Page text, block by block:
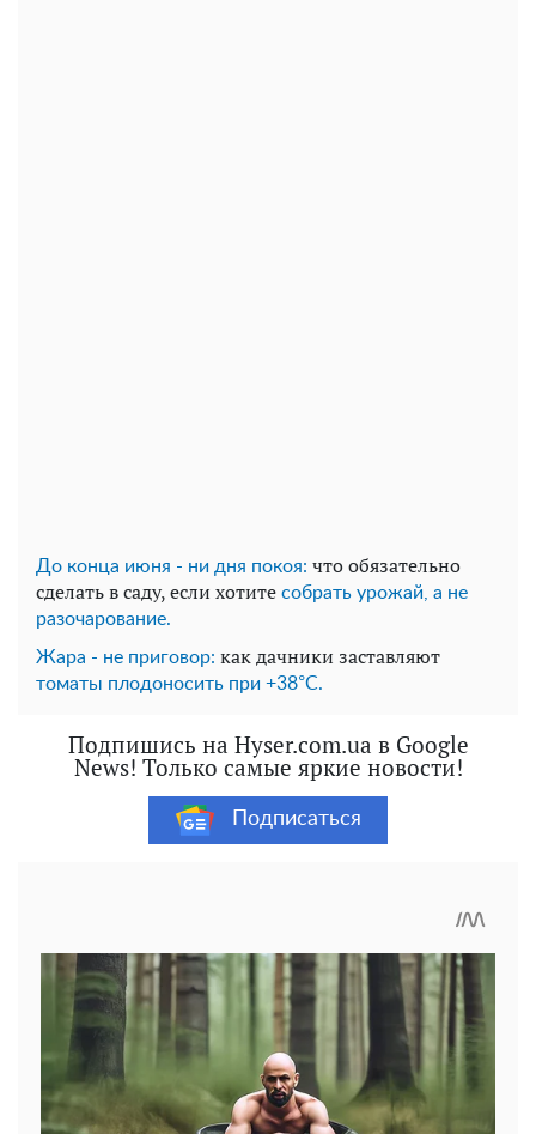
До конца июня - ни дня покоя: что обязательно
сделать в саду, если хотите собрать урожай, а не
разочарование.
Жара - не приговор: как дачники заставляют
томаты плодоносить при +38°C.
Подпишись на Hyser.com.ua в Google
News! Только самые яркие новости!
Подписаться